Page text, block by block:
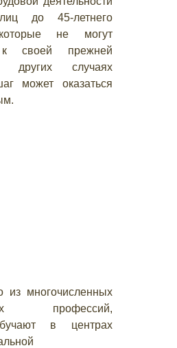
до 45-летнего
не могут
к своей прежней
других случаях
может оказаться
из многочисленных
профессий,
в центрах